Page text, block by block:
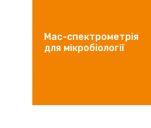
Мас-спектрометрія
для мікробіології